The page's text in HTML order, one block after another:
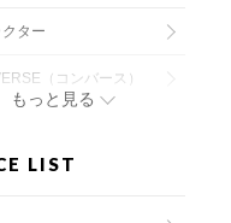
ター
（コンバース）
もっと見る
LIST